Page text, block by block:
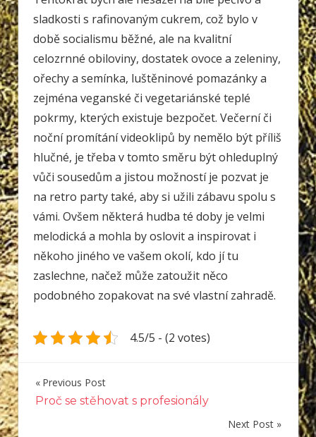
sladkosti s rafinovaným cukrem, což bylo v
době socialismu běžné, ale na kvalitní
celozrnné obiloviny, dostatek ovoce a zeleniny,
ořechy a semínka, luštěninové pomazánky a
zejména veganské či vegetariánské teplé
pokrmy, kterých existuje bezpočet. Večerní či
noční promítání videoklipů by nemělo být příliš
hlučné, je třeba v tomto směru být ohleduplný
vůči sousedům a jistou možností je pozvat je
na retro party také, aby si užili zábavu spolu s
vámi. Ovšem některá hudba té doby je velmi
melodická a mohla by oslovit a inspirovat i
někoho jiného ve vašem okolí, kdo jí tu
zaslechne, načež může zatoužit něco
podobného zopakovat na své vlastní zahradě.
4.5/5 - (2 votes)
Navigace
Previous Post
Proč se stěhovat s profesionály
Next Post